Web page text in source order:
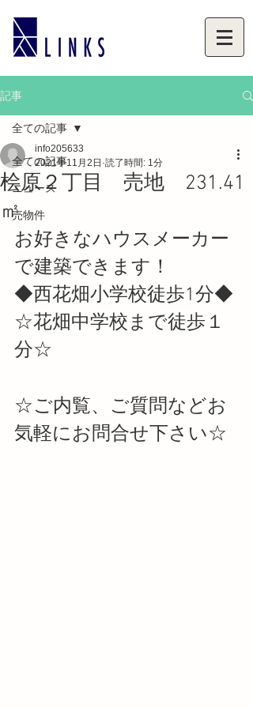
記事
全ての記事
ニュース
売物件
全ての記事
桧原２丁目 売地 231.41
㎡
info205633
2021年11月2日 読了時間: 1分
お好きなハウスメーカー
で建築できます！
◆西花畑小学校徒歩1分◆
☆花畑中学校まで徒歩１
分☆
☆ご内覧、ご質問などお
気軽にお問合せ下さい☆